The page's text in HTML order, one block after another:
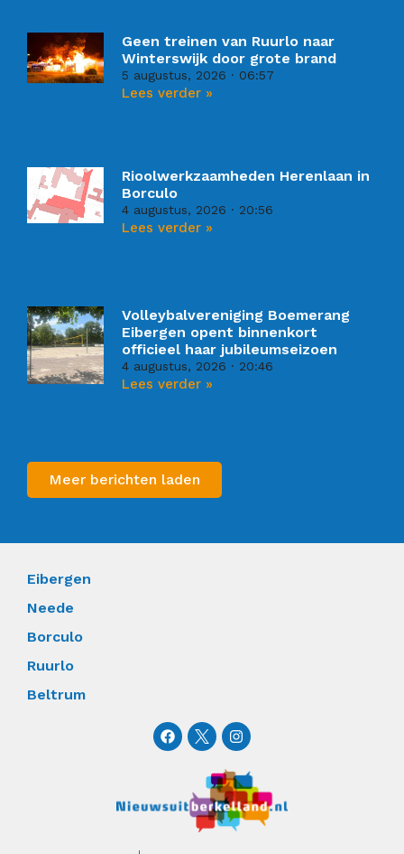
Geen treinen van Ruurlo naar
Winterswijk door grote brand
5 augustus, 2026 06:57
Lees verder »
Rioolwerkzaamheden Herenlaan in
Borculo
4 augustus, 2026 20:56
Lees verder »
Volleybalvereniging Boemerang
Eibergen opent binnenkort
officieel haar jubileumseizoen
4 augustus, 2026 20:46
Lees verder »
Meer berichten laden
Eibergen
Neede
Borculo
Ruurlo
Beltrum
F
a
c
o
o
I
n
s
t
a
g
r
a